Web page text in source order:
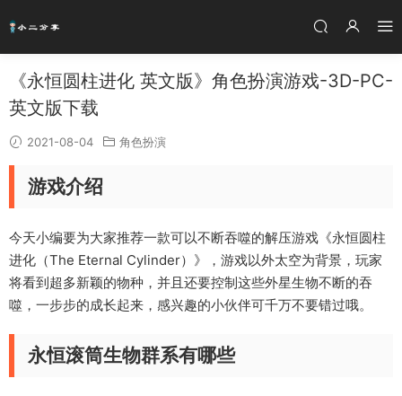
《永恒圆柱进化 英文版》角色扮演游戏-3D-PC-
英文版下载
2021-08-04 角色扮演
游戏介绍
今天小编要为大家推荐一款可以不断吞噬的解压游戏《永恒圆柱
进化（The Eternal Cylinder）》，游戏以外太空为背景，玩家
将看到超多新颖的物种，并且还要控制这些外星生物不断的吞
噬，一步步的成长起来，感兴趣的小伙伴可千万不要错过哦。
永恒滚筒生物群系有哪些